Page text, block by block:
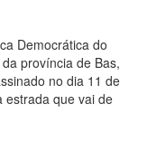
Democrática do
província de Bas,
no dia 11 de
estrada que vai de